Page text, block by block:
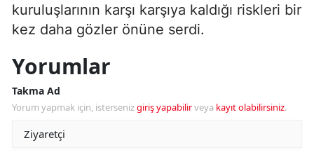
kuruluşlarının karşı karşıya kaldığı riskleri bir
kez daha gözler önüne serdi.
Yorumlar
Takma Ad
Yorum yapmak için, istersenizgiriş yapabilirveya kayıt olabilirsiniz.